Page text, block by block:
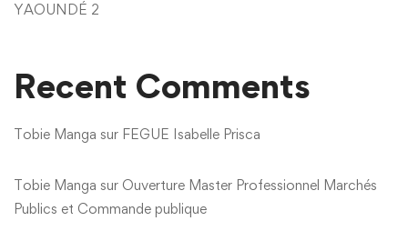
YAOUNDÉ 2
Recent Comments
Tobie Manga sur FEGUE Isabelle Prisca
Tobie Manga sur Ouverture Master Professionnel Marchés
Publics et Commande publique